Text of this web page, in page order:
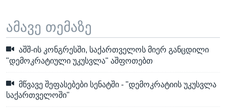
ამავე თემაზე
აშშ-ის კონგრესში, საქართველოს მიერ განცდილი
"დემოკრატიული უკუსვლა" აშფოთებთ
მწვავე შეფასებები სენატში - "დემოკრატიის უკუსვლა
საქართველოში"